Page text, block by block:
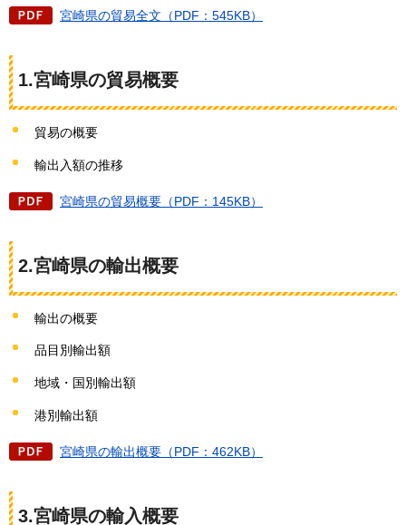
宮崎県の貿易全文（PDF：545KB）
1.宮崎県の貿易概要
貿易の概要
輸出入額の推移
宮崎県の貿易概要（PDF：145KB）
2.宮崎県の輸出概要
輸出の概要
品目別輸出額
地域・国別輸出額
港別輸出額
宮崎県の輸出概要（PDF：462KB）
3.宮崎県の輸入概要